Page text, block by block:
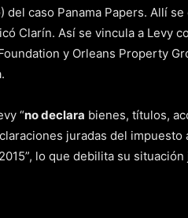
del caso Panama Papers. Allí
Clarín. Así se vincula a Levy
y Orleans Property
“no declara bienes, títulos,
juradas del impuesto
lo que debilita su situación